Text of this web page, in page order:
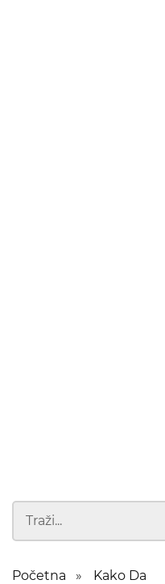
Početna Kako Da